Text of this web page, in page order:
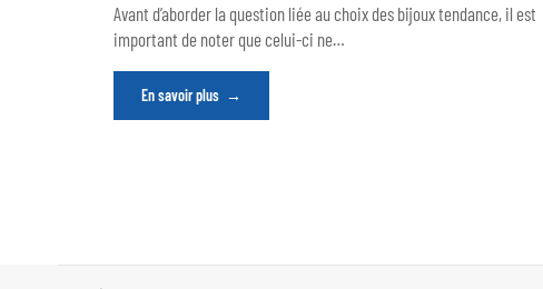
Avant d’aborder la question liée au choix des bijoux tendance, il est
important de noter que celui-ci ne…
En savoir plus